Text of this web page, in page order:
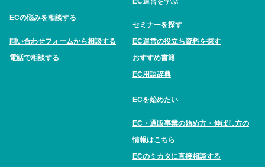
ECの悩みを相談する
問い合わせフォームから相談する
電話で相談する
セミナーを探す
EC運営の役立ち資料を探す
おすすめ書籍
EC用語辞典
ECを始めたい
EC・通販事業の始め方・伸ばし方の
情報はこちら
ECのミカタに直接相談する